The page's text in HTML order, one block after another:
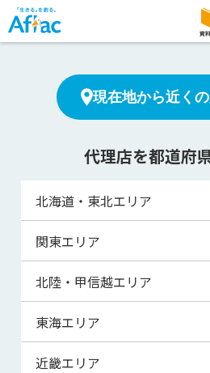
現在地から近く
代理店を都道府
北海道・東北エリア
北海道
青森県
宮城県
関東エリア
東京都
神奈川県
埼玉県
北陸・甲信越エリア
新潟県
富山県
東海エリア
岐阜県
近畿エリア